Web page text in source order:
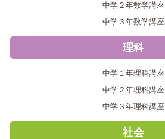
中学２年数学講座
中学３年数学講座
理科
中学１年理科講座
中学２年理科講座
中学３年理科講座
社会